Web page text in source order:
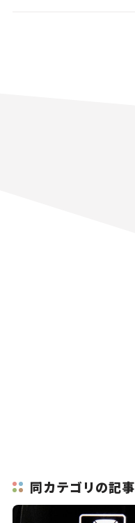
同カテゴリの記事